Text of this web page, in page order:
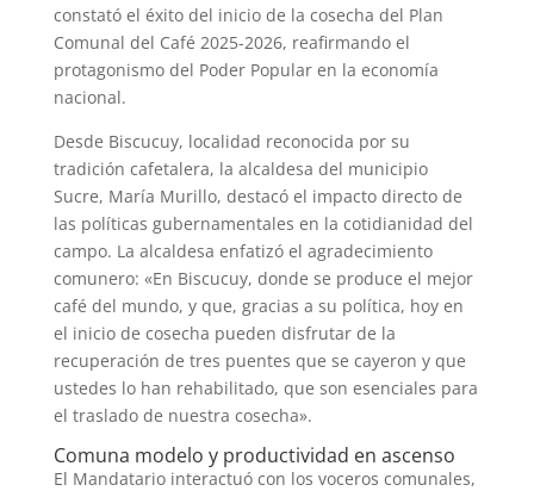
constató el éxito del inicio de la cosecha del Plan
Comunal del Café 2025-2026, reafirmando el
protagonismo del Poder Popular en la economía
nacional.
Desde Biscucuy, localidad reconocida por su
tradición cafetalera, la alcaldesa del municipio
Sucre, María Murillo, destacó el impacto directo de
las políticas gubernamentales en la cotidianidad del
campo. La alcaldesa enfatizó el agradecimiento
comunero: «En Biscucuy, donde se produce el mejor
café del mundo, y que, gracias a su política, hoy en
el inicio de cosecha pueden disfrutar de la
recuperación de tres puentes que se cayeron y que
ustedes lo han rehabilitado, que son esenciales para
el traslado de nuestra cosecha».
Comuna modelo y productividad en ascenso
El Mandatario interactuó con los voceros comunales,